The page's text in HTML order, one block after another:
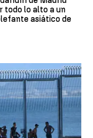
todo lo alto a un
asiático de